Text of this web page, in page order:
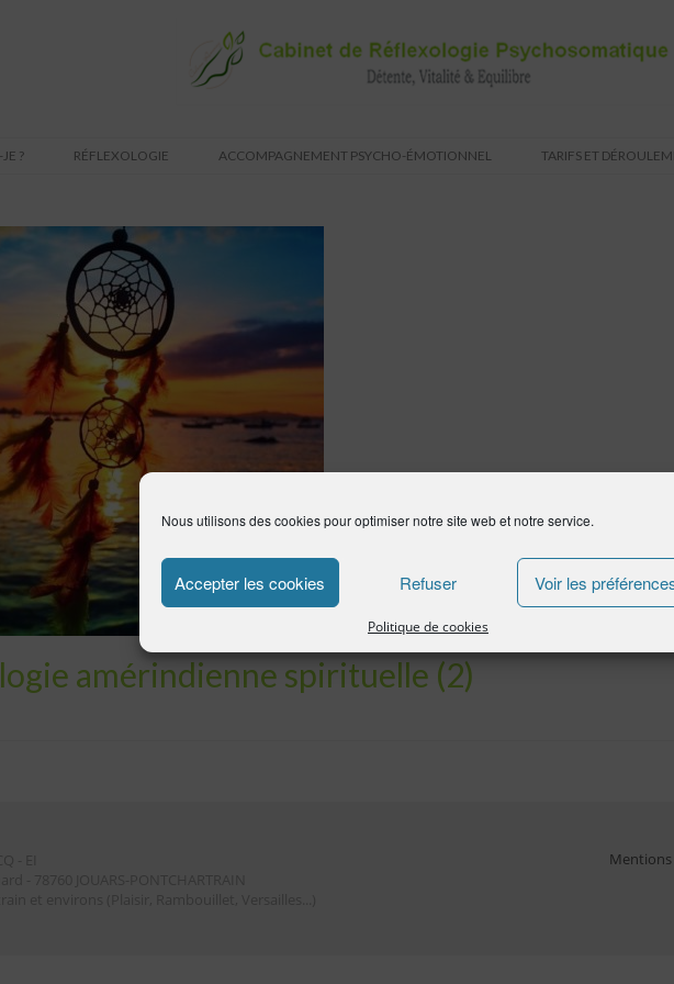
Nous utilisons des cookies pour optimiser notre site web et notre service.
Accepter les cookies Refuser Voir les
Politique de cookies
? RÉFLEXOLOGIE ACCOMPAGNEMENT PSYCHO-ÉMOTIONNEL TARIFS ET
amérindienne spirituelle (2)
Mentions